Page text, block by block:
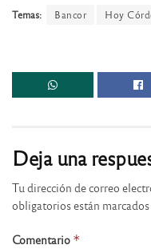
Temas: Bancor Hoy
Deja una
Tu dirección de correo
obligatorios están marcados
Comentario *